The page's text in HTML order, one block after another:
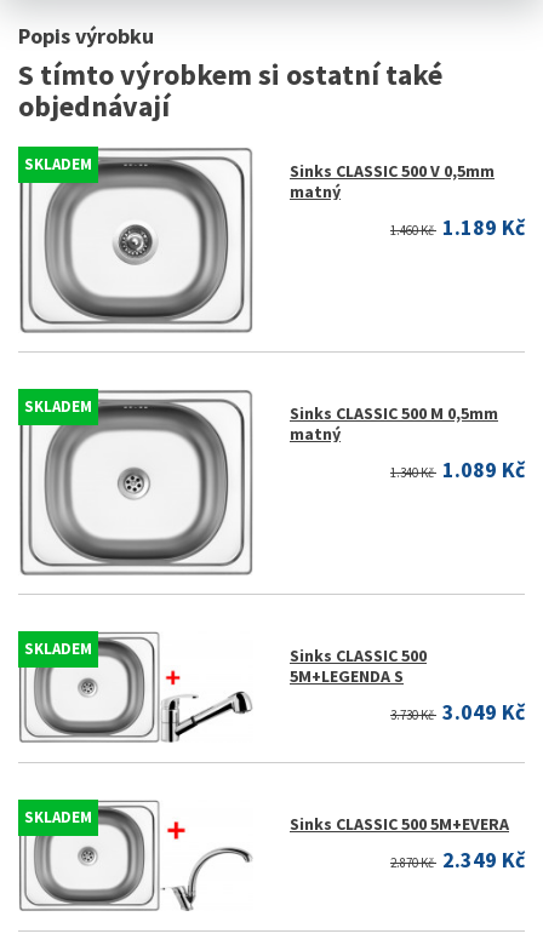
Popis výrobku
S tímto výrobkem si ostatní také
objednávají
SKLADEM
Sinks CLASSIC 500 V 0,5mm
matný
1.460 Kč 1.189 Kč
SKLADEM
Sinks CLASSIC 500 M 0,5mm
matný
1.340 Kč 1.089 Kč
SKLADEM
Sinks CLASSIC 500
5M+LEGENDA S
3.730 Kč 3.049 Kč
SKLADEM Sinks CLASSIC 500 5M+EVERA
2.870 Kč 2.349 Kč